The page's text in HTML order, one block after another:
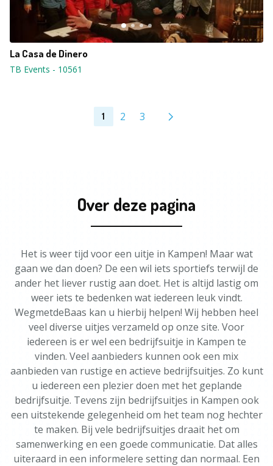
La Casa de Dinero
TB Events - 10561
1 2 3
Over deze pagina
Het is weer tijd voor een uitje in Kampen! Maar wat
gaan we dan doen? De een wil iets sportiefs terwijl de
ander het liever rustig aan doet. Het is altijd lastig om
weer iets te bedenken wat iedereen leuk vindt.
WegmetdeBaas kan u hierbij helpen! Wij hebben heel
veel diverse uitjes verzameld op onze site. Voor
iedereen is er wel een bedrijfsuitje in Kampen te
vinden. Veel aanbieders kunnen ook een mix
aanbieden van rustige en actieve bedrijfsuitjes. Zo kunt
u iedereen een plezier doen met het geplande
bedrijfsuitje. Tevens zijn bedrijfsuitjes in Kampen ook
een uitstekende gelegenheid om het team nog hechter
te maken. Bij vele bedrijfsuitjes draait het om
samenwerking en een goede communicatie. Dat alles
uiteraard in een informelere setting dan normaal. Een